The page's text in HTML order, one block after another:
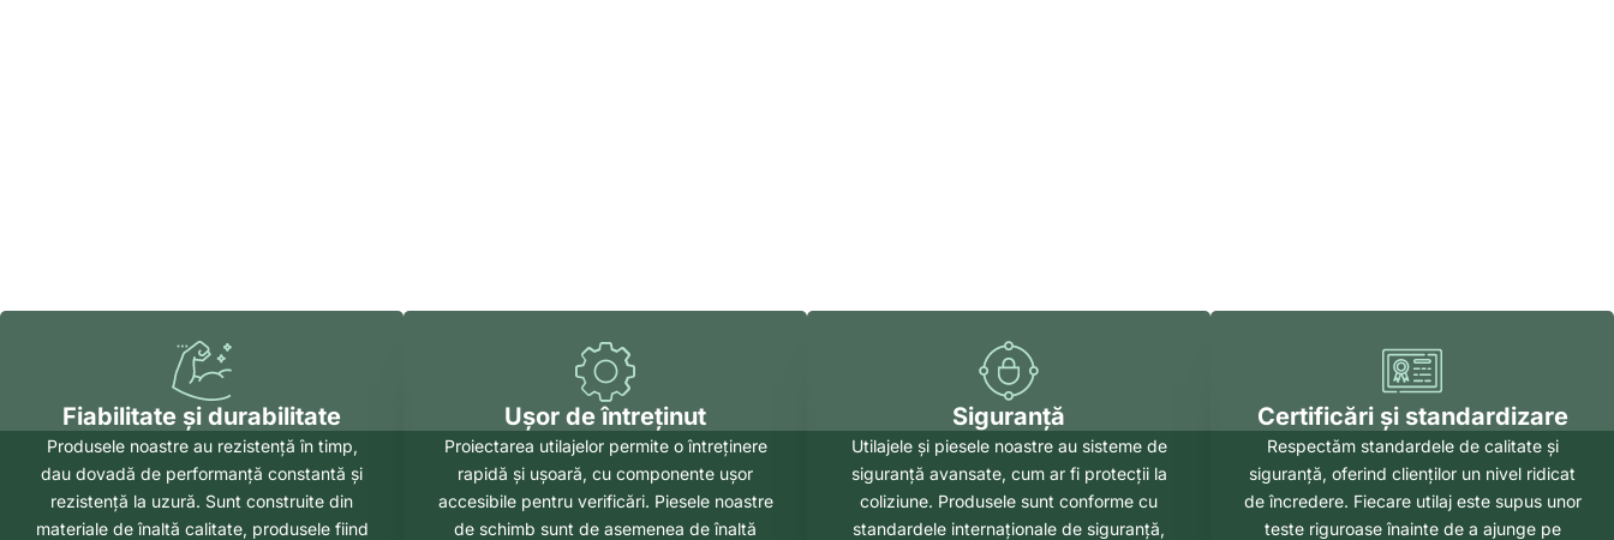
Fiabilitate și durabilitate
Produsele noastre au rezistență în timp,
dau dovadă de performanță constantă și
rezistență la uzură. Sunt construite din
materiale de înaltă calitate, produsele fiind
Ușor de întreținut
Proiectarea utilajelor permite o întreținere
rapidă și ușoară, cu componente ușor
accesibile pentru verificări. Piesele noastre
de schimb sunt de asemenea de înaltă
Siguranță
Utilajele și piesele noastre au sisteme de
siguranță avansate, cum ar fi protecții la
coliziune. Produsele sunt conforme cu
standardele internaționale de siguranță,
Certificări și standardizare
Respectăm standardele de calitate și
siguranță, oferind clienților un nivel ridicat
de încredere. Fiecare utilaj este supus unor
teste riguroase înainte de a ajunge pe